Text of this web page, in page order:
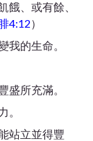
餓、或有餘、
4:12）
我的生命。
盛所充滿。
。
站立並得豐